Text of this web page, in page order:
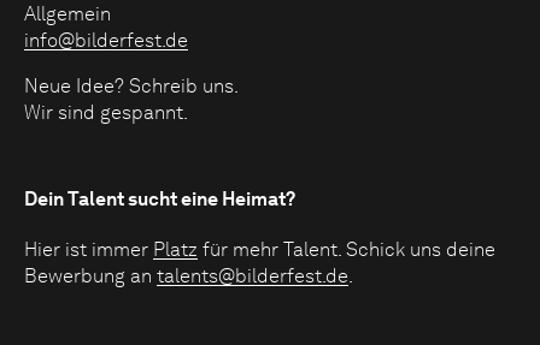
Allgemein
info@bilderfest.de
Neue Idee? Schreib uns.
Wir sind gespannt.
Dein Talent sucht eine Heimat?
Hier ist immer Platz für mehr Talent. Schick uns deine
Bewerbung an talents@bilderfest.de.